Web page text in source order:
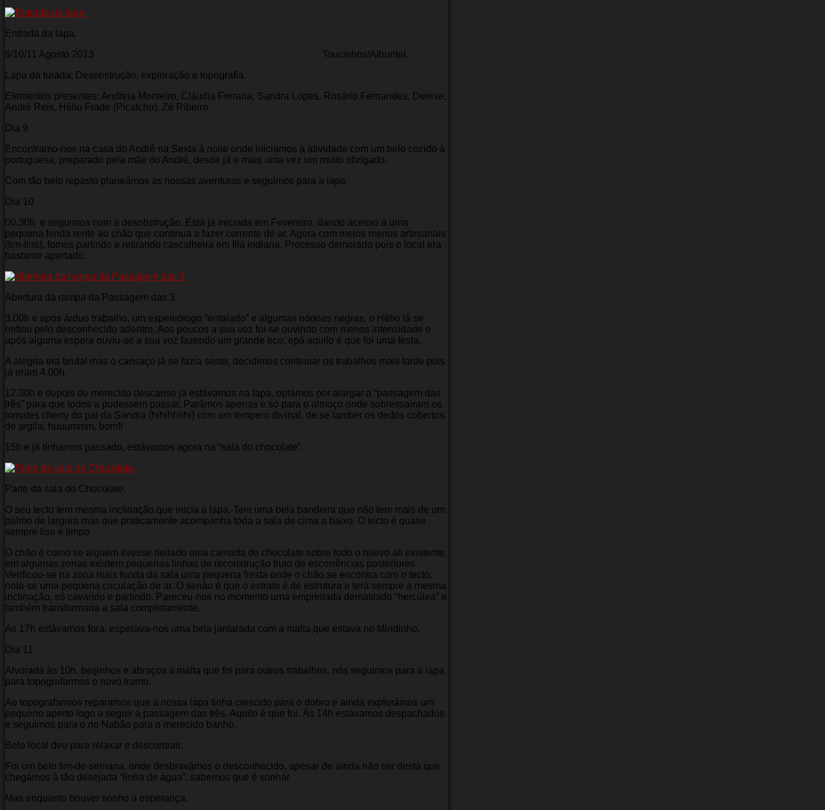
Entrada da lapa.
9/10/11 Agosto 2013 Toucinhos/Alburitel.
Lapa da furada: Desobstrução, exploração e topografia.
Elementos presentes: Andreia Monteiro, Cláudia Ferraria, Sandra Lopes, Rosário Fernandes, Denise,
André Reis, Hélio Frade (Picatchu), Zé Ribeiro.
Dia 9
Encontramo-nos na casa do André na Sexta à noite onde iniciamos a atividade com um belo cozido à
portuguesa, preparado pela mãe do André, desde já e mais uma vez um muito obrigado.
Com tão belo repasto planeámos as nossas aventuras e seguimos para a lapa.
Dia 10
00.30h e seguimos com a desobstrução. Esta já iniciada em Fevereiro, dando acesso a uma
pequena fenda rente ao chão que continua a fazer corrente de ar. Agora com meios menos artesanais
(tim-tins), fomos partindo e retirando cascalheira em fila indiana. Processo demorado pois o local era
bastante apertado.
Abertura da rampa da Passagem das 3
3.00h e após árduo trabalho, um espeleólogo “entalado” e algumas nódoas negras, o Hélio lá se
enfiou pelo desconhecido adentro. Aos poucos a sua voz foi-se ouvindo com menos intensidade e
após alguma espera ouviu-se a sua voz fazendo um grande eco, epá aquilo é que foi uma festa.
A alegria era brutal mas o cansaço já se fazia sentir, decidimos continuar os trabalhos mais tarde pois
já eram 4.00h.
12.30h e depois de merecido descanso já estávamos na lapa, optámos por alargar a “passagem das
três” para que todos a pudessem passar. Parámos apenas e só para o almoço onde sobressairam os
tomates cherry do pai da Sandra (hihihhiihi) com um tempero divinal, de se lamber os dedos cobertos
de argila, huuummm, bom!!
15h e já tínhamos passado, estávamos agora na “sala do chocolate”.
Parte da sala do Chocolate.
O seu tecto tem mesma inclinação que inicia a lapa. Tem uma bela bandeira que não tem mais de um
palmo de largura mas que praticamente acompanha toda a sala de cima a baixo. O tecto é quase
sempre liso e limpo
O chão é como se alguém tivesse deitado uma camada de chocolate sobre todo o relevo ali existente,
em algumas zonas existem pequenas linhas de reconstrução fruto de escorrências posteriores.
Verificou-se na zona mais funda da sala uma pequena fresta onde o chão se encontra com o tecto,
nota-se uma pequena circulação de ar. O senão é que o estrato é de estrutura e terá sempre a mesma
inclinação, só cavando e partindo. Pareceu-nos no momento uma empreitada demasiado “hercúlea” e
também transformaria a sala completamente.
As 17h estávamos fora, esperava-nos uma bela jantarada com a malta que estava no Mindinho.
Dia 11
Alvorada às 10h, beijinhos e abraços a malta que foi para outros trabalhos, nós seguimos para a lapa
para topografarmos o novo tramo.
Ao topografarmos reparamos que a nossa lapa tinha crescido para o dobro e ainda explorámos um
pequeno aperto logo a seguir a passagem das três. Aquilo é que foi. Às 14h estávamos despachados
e seguimos para o rio Nabão para o merecido banho.
Belo local deu para relaxar e descontrair.
Foi um belo fim-de-semana, onde desbravámos o desconhecido, apesar de ainda não ser desta que
chegámos à tão desejada “linha de água”, sabemos que é sonhar.
Mas enquanto houver sonho a esperança.